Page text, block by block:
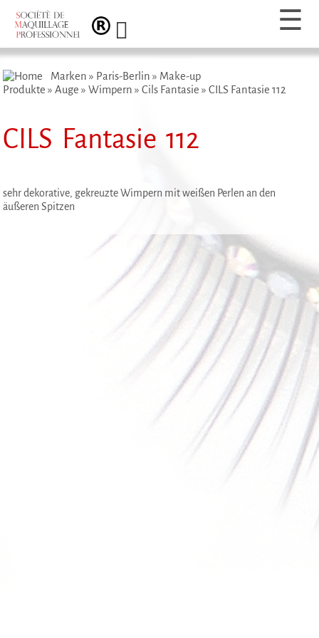
Marken » Paris-Berlin » Make-up
Produkte »Auge »Wimpern »Cils Fantasie »CILS Fantasie 112
CILS Fantasie 112
sehr dekorative, gekreuzte Wimpern mit weißen Perlen an den
äußeren Spitzen